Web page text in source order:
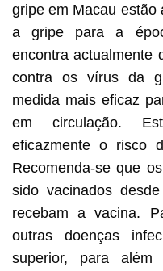
gripe em Macau estão
a gripe para a
encontra actualmente
contra os vírus da
medida mais eficaz
em circulação.
eficazmente o risco
Recomenda-se que
sido vacinados
recebam a vacina.
outras doenças
superior, para